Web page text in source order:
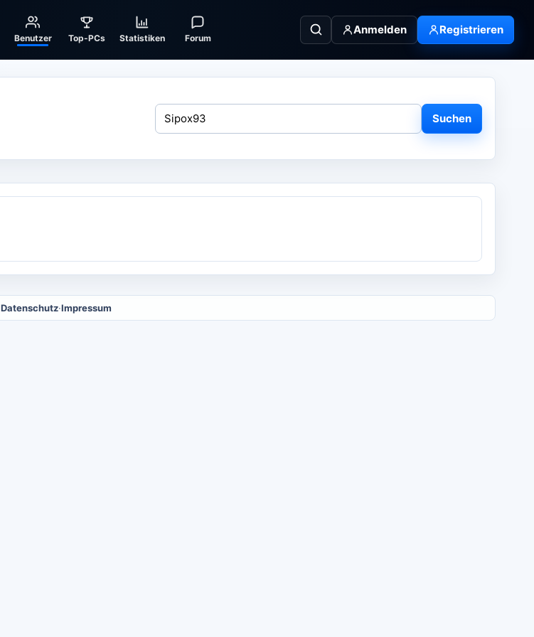
Benutzer Top-PCs Statistiken Forum
Anmelden Registrieren
Suchen
Datenschutz·Impressum